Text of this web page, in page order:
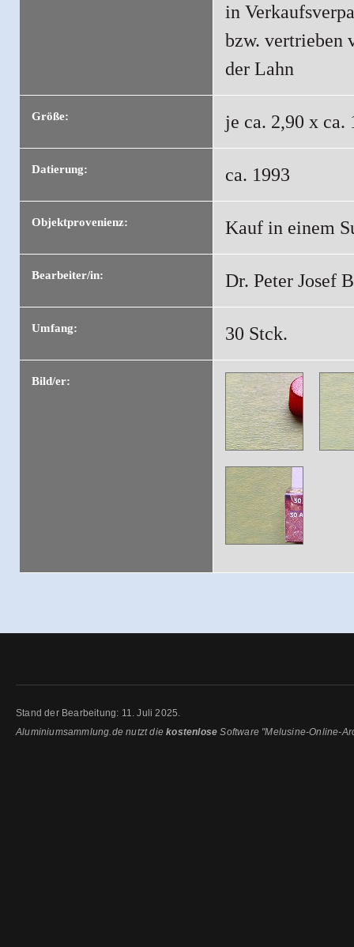
in
bzw. vertrieben
der Lahn
Größe: je ca. 2,90 x ca.
Datierung: ca. 1993
Objektprovenienz: Kauf in einem
Bearbeiter/in: Dr. Peter Josef
Umfang: 30 Stck.
Bild/er:
Stand der Bearbeitung: 11. Juli 2025.
Aluminiumsammlung.de nutzt diekostenlose Software "Melusine-Online-